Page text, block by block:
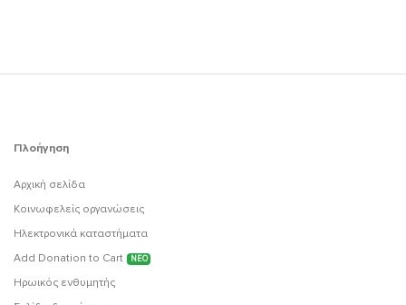
Πλοήγηση
Αρχική σελίδα
Κοινωφελείς οργανώσεις
Ηλεκτρονικά καταστήματα
Add Donation to Cart
ΝΕΟ
Ηρωικός ενθυμητής